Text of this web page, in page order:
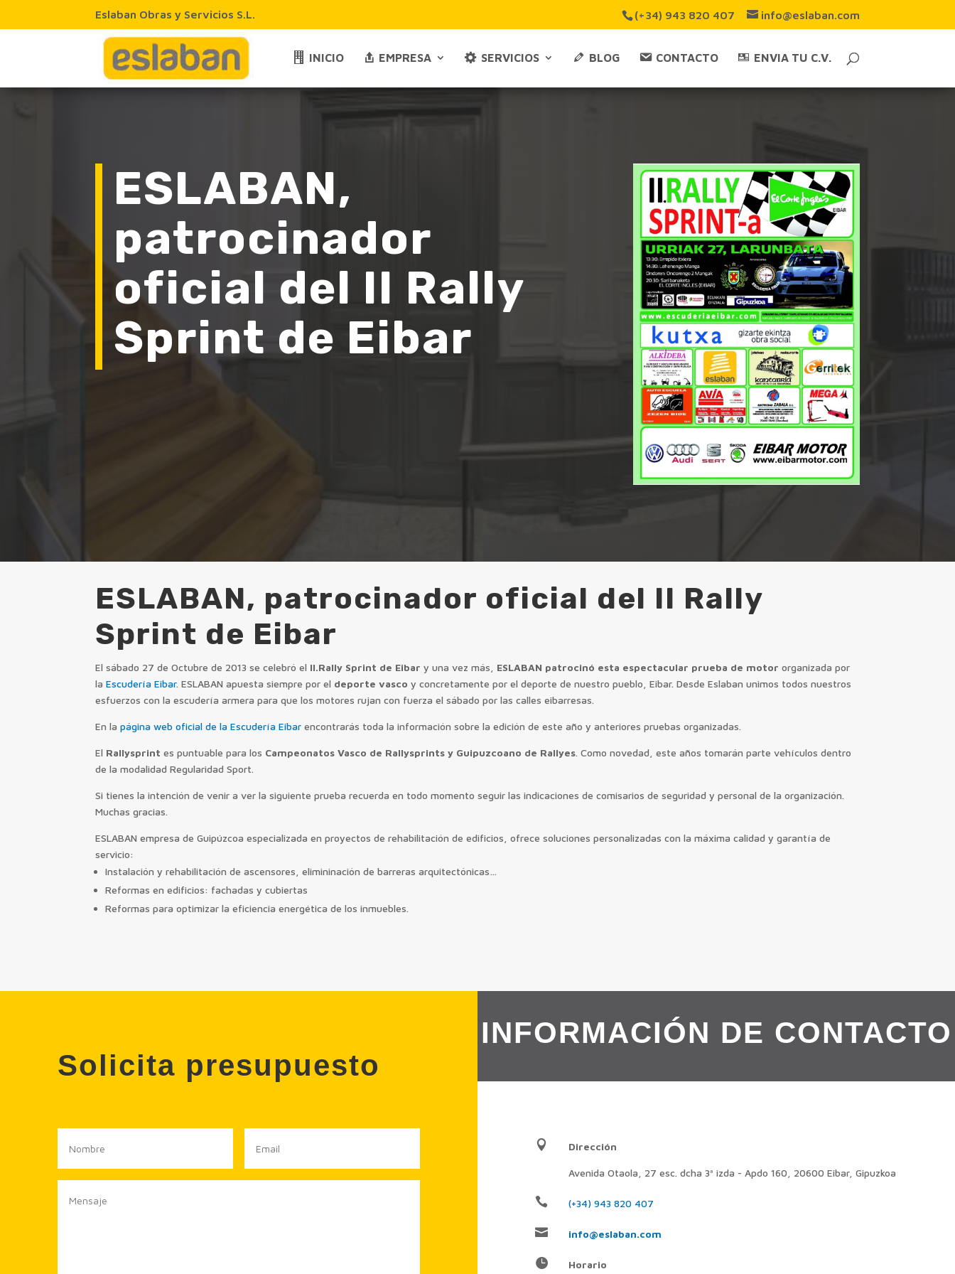
(+34) 943 820 407 info@eslaban.com
Eslaban Obras y Servicios S.L.
INICIO EMPRESA SERVICIOS BLOG CONTACTO ENVIA TU C.V.
ESLABAN,
patrocinador
oficial del II Rally
Sprint de Eibar
ESLABAN, patrocinador oficial del II Rally
Sprint de Eibar
El sábado 27 de Octubre de 2013 se celebró el II.Rally Sprint de Eibary una vez más, ESLABAN patrocinó esta espectacular prueba de motor organizada por
laEscudería Eibar. ESLABAN apuesta siempre por el deporte vascoy concretamente por el deporte de nuestro pueblo, Eibar. Desde Eslaban unimos todos nuestros
esfuerzos con la escudería armera para que los motores rujan con fuerza el sábado por las calles eibarresas.
En lapágina web oficial de la Escudería Eibar encontrarás toda la información sobre la edición de este año y anteriores pruebas organizadas.
El Rallysprintes puntuable para los Campeonatos Vasco de Rallysprints y Guipuzcoano de Rallyes. Como novedad, este años tomarán parte vehículos dentro
de la modalidad Regularidad Sport.
Si tienes la intención de venir a ver la siguiente prueba recuerda en todo momento seguir las indicaciones de comisarios de seguridad y personal de la organización.
Muchas gracias.
ESLABAN empresa de Guipúzcoa especializada en proyectos de rehabilitación de edificios, ofrece soluciones personalizadas con la máxima calidad y garantía de
servicio:
Instalación y rehabilitación de ascensores, elimininación de barreras arquitectónicas…
Reformas en edificios: fachadas y cubiertas
Reformas para optimizar la eficiencia energética de los inmuebles.
Solicita presupuesto
INFORMACIÓN DE CONTACTO
 Dirección
Avenida Otaola, 27 esc. dcha 3ª izda - Apdo 160, 20600 Eibar, Gipuzkoa
 (+34) 943 820 407
 info@eslaban.com
 Horario